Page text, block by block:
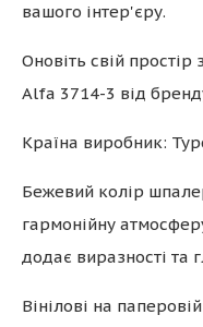
вашого інтер'єру.
Оновіть свій
Alfa 3714-3 від
Країна виробник:
Бежевий колір
гармонійну
додає виразності та
Вінілові на